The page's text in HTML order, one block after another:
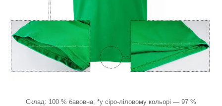
Склад: 100 % бавовна; *у сіро-ліловому кольорі — 97 %